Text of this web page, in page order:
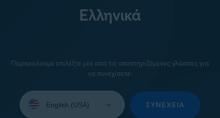
Ελληνικά
Παρακαλούμε επιλέξτε μία από τις υποστηριζόμενες γλώσσες για
να συνεχίσετε:
your
ΣΥΝΈΧΕΙΑ